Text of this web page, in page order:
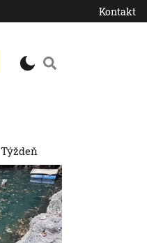
Kontakt
Týždeň